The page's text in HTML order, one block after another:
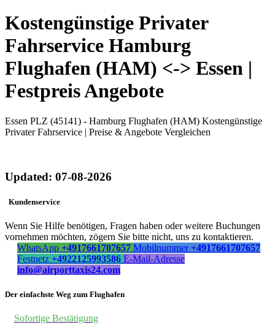
Kostengünstige Privater
Fahrservice Hamburg
Flughafen (HAM) <-> Essen |
Festpreis Angebote
Essen PLZ (45141) - Hamburg Flughafen (HAM) Kostengünstige
Privater Fahrservice | Preise & Angebote Vergleichen
Updated: 07-08-2026
Kundenservice
Wenn Sie Hilfe benötigen, Fragen haben oder weitere Buchungen
vornehmen möchten, zögern Sie bitte nicht, uns zu kontaktieren.
WhatsApp +4917661707657 Mobilnummer +4917661707657
Festnetz +4922125993586 E-Mail-Adresse
info@airporttaxis24.com
Der einfachste Weg zum Flughafen
Sofortige Bestätigung